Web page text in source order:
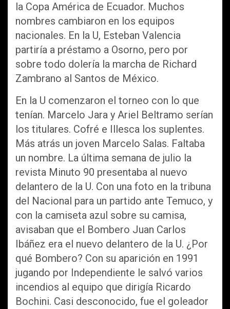
la Copa América de Ecuador. Muchos
nombres cambiaron en los equipos
nacionales. En la U, Esteban Valencia
partiría a préstamo a Osorno, pero por
sobre todo dolería la marcha de Richard
Zambrano al Santos de México.
En la U comenzaron el torneo con lo que
tenían. Marcelo Jara y Ariel Beltramo serían
los titulares. Cofré e Illesca los suplentes.
Más atrás un joven Marcelo Salas. Faltaba
un nombre. La última semana de julio la
revista Minuto 90 presentaba al nuevo
delantero de la U. Con una foto en la tribuna
del Nacional para un partido ante Temuco, y
con la camiseta azul sobre su camisa,
avisaban que el Bombero Juan Carlos
Ibáñez era el nuevo delantero de la U. ¿Por
qué Bombero? Con su aparición en 1991
jugando por Independiente le salvó varios
incendios al equipo que dirigía Ricardo
Bochini. Casi desconocido, fue el goleador